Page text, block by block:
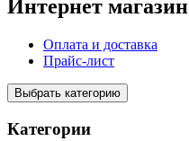
Интернет магазин
Оплата и доставка
Прайс-лист
Выбрать категорию
Категории